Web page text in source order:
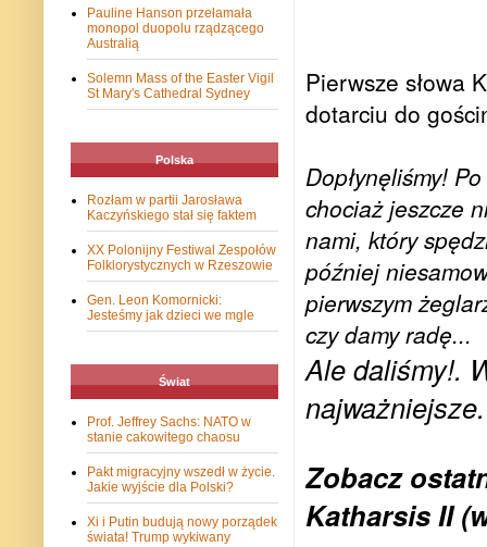
Pierwsze słowa
dotarciu do
Dopłynęliśmy!
chociaż jeszcze
nami, który
później
pierwszym
czy damy radę...
Ale daliśmy!.
najważniejsze.
Zobacz
Katharsis II
Pauline Hanson przełamała
monopol duopolu rządzącego
Australią
Solemn Mass of the Easter Vigil
St Mary's Cathedral Sydney
Polska
Rozłam w partii Jarosława
Kaczyńskiego stał się faktem
XX Polonijny Festiwal Zespołów
Folklorystycznych w Rzeszowie
Gen. Leon Komornicki:
Jesteśmy jak dzieci we mgle
Świat
Prof. Jeffrey Sachs: NATO w
stanie cakowitego chaosu
Pakt migracyjny wszedł w życie.
Jakie wyjście dla Polski?
Xi i Putin budują nowy porządek
świata! Trump wykiwany